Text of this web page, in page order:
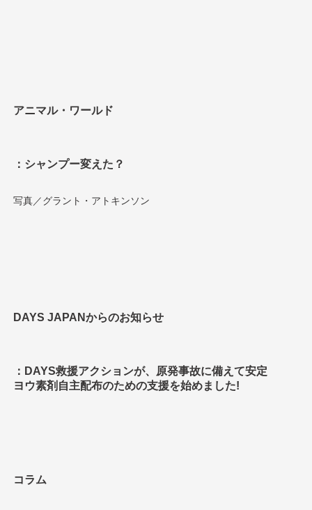
アニマル・ワールド
：シャンプー変えた？
写真／グラント・アトキンソン
DAYS JAPANからのお知らせ
：DAYS救援アクションが、原発事故に備えて安定
ヨウ素剤自主配布のための支援を始めました!
コラム